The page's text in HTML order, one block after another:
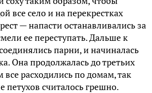
все село и на перекрестках
— напасти останавливались за
ее переступать. Дальше к
парни, и начиналась
Она продолжалась до третьих
все расходились по домам, так
петухов считалось грешно.